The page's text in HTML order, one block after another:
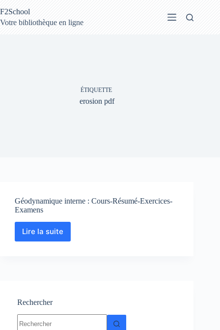
au
contenu
F2School
Votre bibliothèque en ligne
ÉTIQUETTE
erosion pdf
Géodynamique interne : Cours-Résumé-Exercices-
Examens
Lire la suiteGéodynamique
Rechercher
résultat